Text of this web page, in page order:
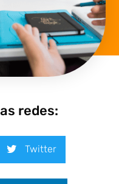
redes:
Twitter